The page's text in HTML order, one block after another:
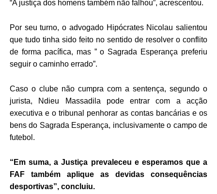
“A justiça dos homens também não falhou”, acrescentou.
Por seu turno, o advogado Hipócrates Nicolau salientou
que tudo tinha sido feito no sentido de resolver o conflito
de forma pacífica, mas ” o Sagrada Esperança preferiu
seguir o caminho errado”.
Caso o clube não cumpra com a sentença, segundo o
jurista, Ndieu Massadila pode entrar com a acção
executiva e o tribunal penhorar as contas bancárias e os
bens do Sagrada Esperança, inclusivamente o campo de
futebol.
“Em suma, a Justiça prevaleceu e esperamos que a
FAF também aplique as devidas consequências
desportivas”, concluiu.